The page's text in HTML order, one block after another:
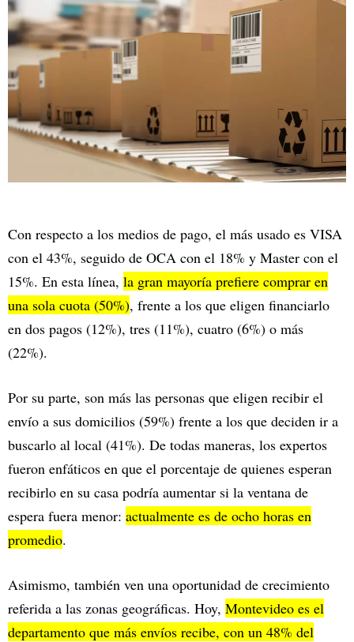
Con respecto a los medios de pago, el más usado es VISA
con el 43%, seguido de OCA con el 18% y Master con el
15%. En esta línea, la gran mayoría prefiere comprar en
una sola cuota (50%), frente a los que eligen financiarlo
en dos pagos (12%), tres (11%), cuatro (6%) o más
(22%).
Por su parte, son más las personas que eligen recibir el
envío a sus domicilios (59%) frente a los que deciden ir a
buscarlo al local (41%). De todas maneras, los expertos
fueron enfáticos en que el porcentaje de quienes esperan
recibirlo en su casa podría aumentar si la ventana de
espera fuera menor: actualmente es de ocho horas en
promedio.
Asimismo, también ven una oportunidad de crecimiento
referida a las zonas geográficas. Hoy, Montevideo es el
departamento que más envíos recibe, con un 48% del